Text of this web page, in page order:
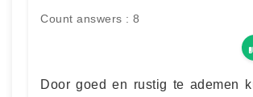
Count answers : 8
Door goed en rustig te ademen